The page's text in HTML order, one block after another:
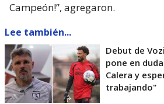
Campeón!”, agregaron.
Lee también...
Debut de
pone en
Calera y
trabajando"